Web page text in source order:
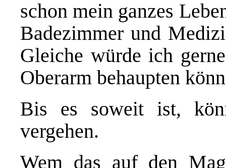
schon mein ganzes
Badezimmer und
Gleiche würde ich
Oberarm behaupten
Bis es soweit ist,
vergehen.
Wem das auf den